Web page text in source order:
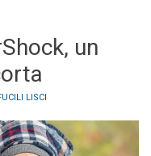
un
LISCI